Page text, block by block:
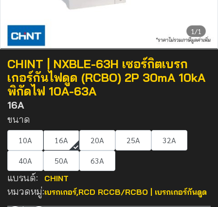
1/1
CHINT | NXBLE-63H เซอร์กิตเบรก
เกอร์กันไฟดูด (RCBO) 2P 30mA 10kA
พิกัดไฟ 10A-63A
16A
ขนาด
10A 16A 20A 25A
32A
40A
50A 63A
แบรนด์: CHINT
หมวดหมู่:เบรกเกอร์,RCD RCCB/RCBO | เบรกเกอร์กันดูด